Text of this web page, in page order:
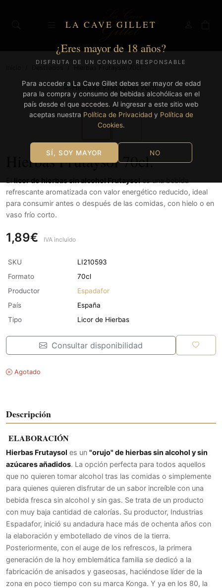
LA CAVE GILLET
¿Eres mayor de 18 años?
DISFRUTA DE UN CONSUMO RESPONSABLE
Para acceder a La Cave Gillet debes ser mayor de edad
para la compra y consumo de bebidas alcohólicas en el
país desde el que accedes. Al ingresar a este sitio web
aceptas nuestra Política de Privacidady Política de
Cookies.
SÍ, SOY MAYOR NO
Hierbas Frutaysol 70cl.
refrescante aromatizada con valor energético reducido, ideal
para consumir antes o después de las comidas, con hielo o en
vaso frío corto.
1,89€ IVA incluido
SKU
LI210593
Formato
70cl
Productor
Espadafor
País
España
Tipo
Licor de Hierbas
Consultar disponibilidad
Agotado
Descripción
ELABORACIÓN
Hierbas Frutaysol es un "orujo" de hierbas sin alcohol y sin
azúcares añadidos. La opción perfecta para todos aquellos
que no quieren tomar alcohol tras las comidas o simplemente
para quienes quieren disfrutar de un sabor increíble con una
bebida fresca sin alcohol y sin gas. Se trata de un producto
con muy baja cantidad de calorías. Su productor, Industrias
Espadafor, inició su andadura hace más de ochenta años con
la elaboración y embotellado de vinos de la tierra.
Posteriormente, con el auge de los refrescos, la primera
generación de la hoy emblemática familia se dedicó a la
fabricación de anisados y gaseosas, haciéndose líder de la
zona en poco tiempo con su marca Konga. Y ya en los 80, la